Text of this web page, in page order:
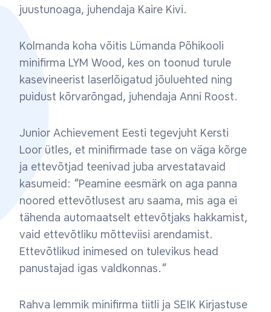
juustunoaga, juhendaja Kaire Kivi.
Kolmanda koha võitis Lümanda Põhikooli
minifirma LYM Wood, kes on toonud turule
kasevineerist laserlõigatud jõuluehted ning
puidust kõrvarõngad, juhendaja Anni Roost.
Junior Achievement Eesti tegevjuht Kersti
Loor ütles, et minifirmade tase on väga kõrge
ja ettevõtjad teenivad juba arvestatavaid
kasumeid: “Peamine eesmärk on aga panna
noored ettevõtlusest aru saama, mis aga ei
tähenda automaatselt ettevõtjaks hakkamist,
vaid ettevõtliku mõtteviisi arendamist.
Ettevõtlikud inimesed on tulevikus head
panustajad igas valdkonnas.“
Rahva lemmik minifirma tiitli ja SEIK Kirjastuse